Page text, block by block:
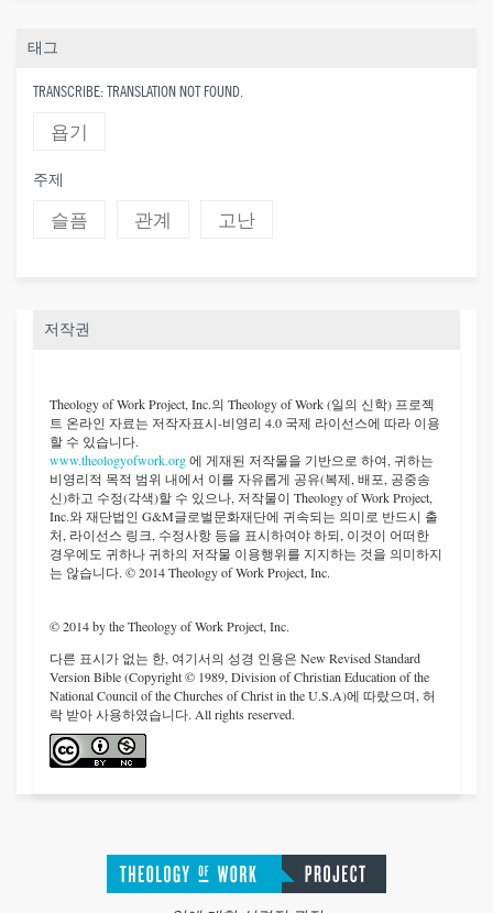
태그
TRANSCRIBE: TRANSLATION NOT FOUND.
욥기
주제
슬픔 관계 고난
저작권
Theology of Work Project, Inc.의 Theology of Work (일의 신학) 프로젝
트 온라인 자료는 저작자표시-비영리 4.0 국제 라이선스에 따라 이용
할 수 있습니다.
www.theologyofwork.org에 게재된 저작물을 기반으로 하여, 귀하는
비영리적 목적 범위 내에서 이를 자유롭게 공유(복제, 배포, 공중송
신)하고 수정(각색)할 수 있으나, 저작물이 Theology of Work Project,
Inc.와 재단법인 G&M글로벌문화재단에 귀속되는 의미로 반드시 출
처, 라이선스 링크, 수정사항 등을 표시하여야 하되, 이것이 어떠한
경우에도 귀하나 귀하의 저작물 이용행위를 지지하는 것을 의미하지
는 않습니다. © 2014 Theology of Work Project, Inc.
© 2014 by the Theology of Work Project, Inc.
다른 표시가 없는 한, 여기서의 성경 인용은 New Revised Standard
Version Bible (Copyright © 1989, Division of Christian Education of the
National Council of the Churches of Christ in the U.S.A)에 따랐으며, 허
락 받아 사용하였습니다. All rights reserved.